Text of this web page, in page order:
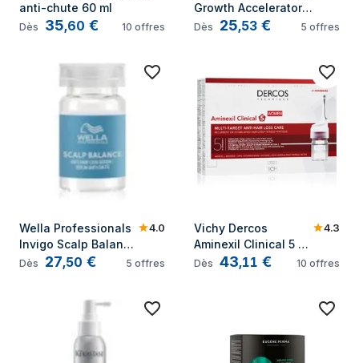
anti-chute 60 ml
Dès 35,60 € 10 offres
Growth Accelerator
Program Set
Dès 25,53 € 5 offres
Wella Professionals
Invigo Scalp Balance
produit pour la
4.0
Dès 27,50 € 5 offres
Vichy Dercos
Aminexil Clinical 5
21x6 ml
4.3
Dès 43,11 € 10 offres